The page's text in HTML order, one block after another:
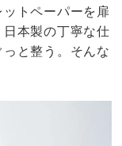
トペーパーを扉
本製の丁寧な仕
と整う。そんな